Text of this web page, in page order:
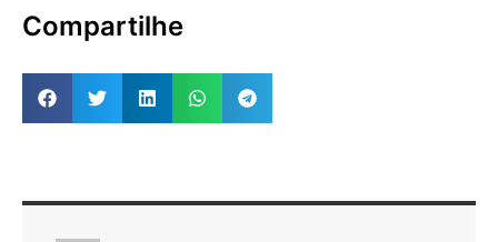
objetivo de suprir o déficit
de…
Compartilhe